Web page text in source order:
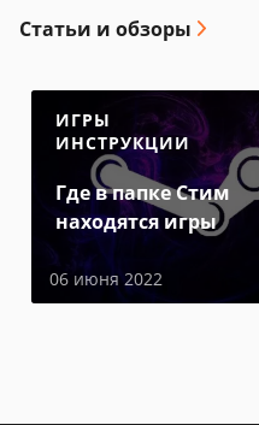
Статьи и обзоры
ИГРЫ
ИНСТРУКЦИИ
Где в папке Стим
находятся игры
06 июня 2022